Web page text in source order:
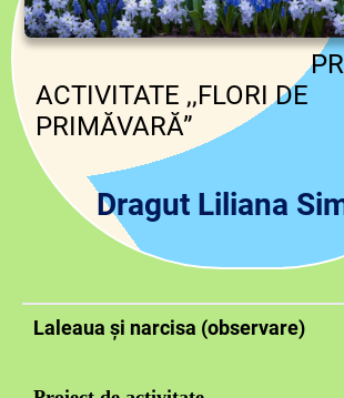
ACTIVITATE ,,FLORI DE
PRIMĂVARĂ”
Dragut Liliana
Laleaua și narcisa (observare)